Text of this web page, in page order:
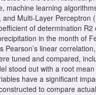
learning
Multi-Layer
of determination
in the month of
linear
tuned and compared,
stood out with a root
have a significant
to compare